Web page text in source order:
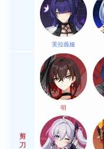
芙拉薇娅
剪
刀
明